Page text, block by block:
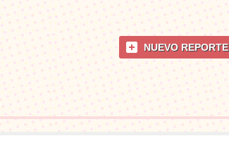
NUEVO REPORTE